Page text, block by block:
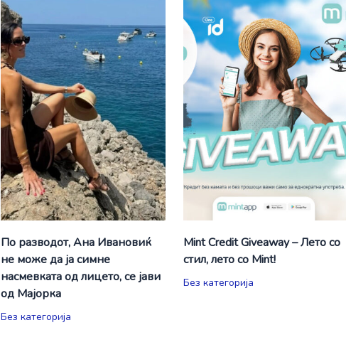
По разводот, Ана Ивановиќ
не може да ја симне
насмевката од лицето, се јави
од Мајорка
Без категорија
Mint Credit Giveaway – Лето со
стил, лето со Mint!
Без категорија